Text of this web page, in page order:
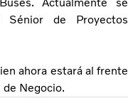
Actualmente se
Sénior de Proyectos
ahora estará al frente
Negocio.